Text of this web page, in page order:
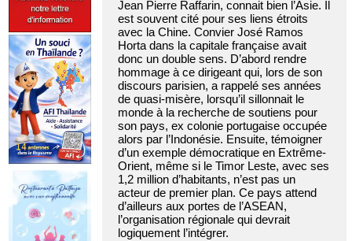
Jean Pierre Raffarin, connait bien l’Asie. Il
est souvent cité pour ses liens étroits
avec la Chine. Convier José Ramos
Horta dans la capitale française avait
donc un double sens. D’abord rendre
hommage à ce dirigeant qui, lors de son
discours parisien, a rappelé ses années
de quasi-misère, lorsqu’il sillonnait le
monde à la recherche de soutiens pour
son pays, ex colonie portugaise occupée
alors par l’Indonésie. Ensuite, témoigner
d’un exemple démocratique en Extrême-
Orient, même si le Timor Leste, avec ses
1,2 million d’habitants, n’est pas un
acteur de premier plan. Ce pays attend
d’ailleurs aux portes de l’ASEAN,
l’organisation régionale qui devrait
logiquement l’intégrer.